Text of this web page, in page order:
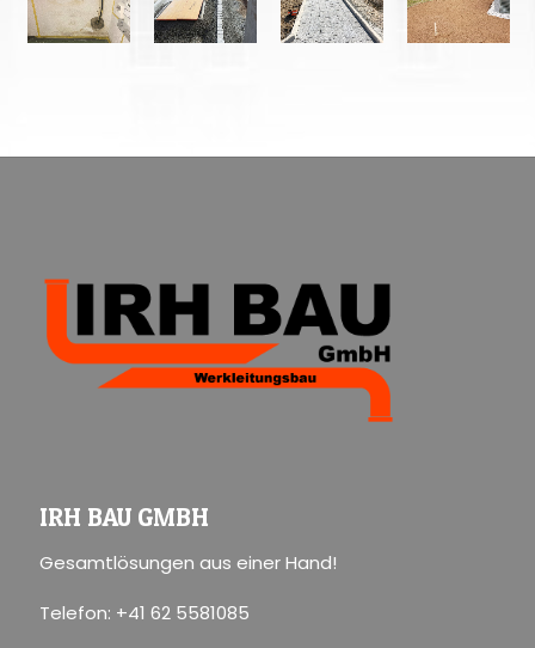
IRH BAU GMBH
Gesamtlösungen aus einer Hand!
Telefon: +41 62 5581085